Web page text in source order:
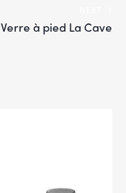
Verre à pied La Cave